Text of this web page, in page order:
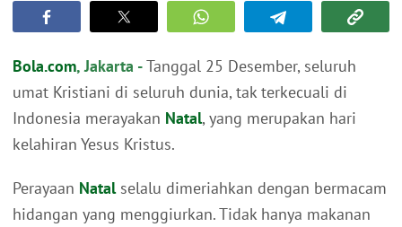
Bola.com, Jakarta -Tanggal 25 Desember, seluruh
umat Kristiani di seluruh dunia, tak terkecuali di
Indonesia merayakan Natal, yang merupakan hari
kelahiran Yesus Kristus.
Perayaan Natal selalu dimeriahkan dengan bermacam
hidangan yang menggiurkan. Tidak hanya makanan